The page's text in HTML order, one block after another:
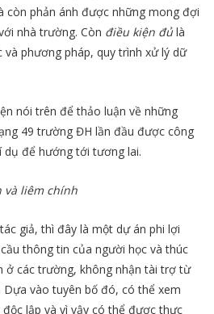
còn phản ánh được những mong đợi
nhà trường. Còn điều kiện đủ là
phương pháp, quy trình xử lý dữ
nói trên để thảo luận về những
49 trường ĐH lần đầu được công
dụ để hướng tới tương lai.
và liêm chính
giả, thì đây là một dự án phi lợi
thông tin của người học và thúc
ở các trường, không nhận tài trợ từ
vào tuyên bố đó, có thể xem
lập và vì vậy có thể được thực